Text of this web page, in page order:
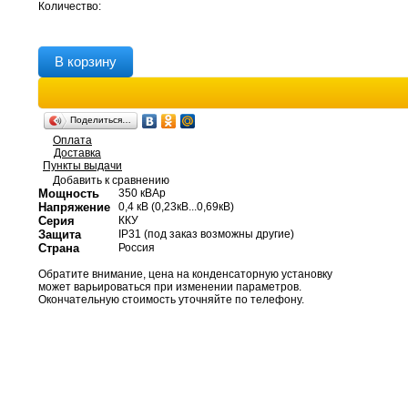
Количество:
В корзину
Поделиться…
Оплата
Доставка
Пункты выдачи
Добавить к сравнению
Мощность 350 кВАр
Напряжение 0,4 кВ (0,23кВ...0,69кВ)
Серия ККУ
Защита IP31 (под заказ возможны другие)
Страна Россия
Обратите внимание, цена на конденсаторную установку
может варьироваться при изменении параметров.
Окончательную стоимость уточняйте по телефону.